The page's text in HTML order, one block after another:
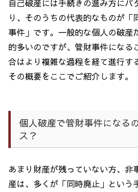
自己破産には手続きの進み方にパ
り、そのうちの代表的なものが「
事件」です。一般的な個人の破産
的多いのですが、管財事件になる
合はより複雑な過程を経て進行す
その概要をここでご紹介します。
個人破産で管財事件になる
ス？
あまり財産が残っていない方、非
産は、多くが「同時廃止」という